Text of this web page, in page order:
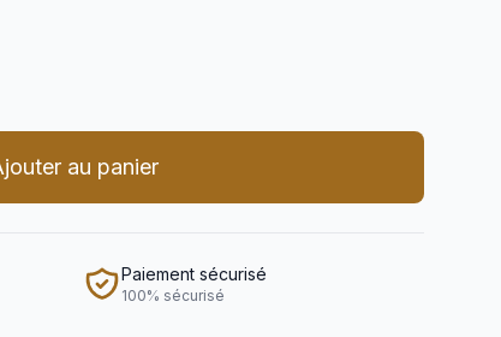
quantité
au panier
Paiement sécurisé
100% sécurisé